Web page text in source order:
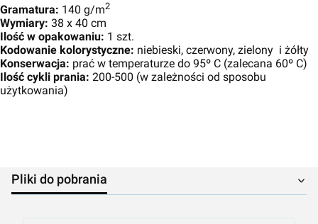
Gramatura: 140 g/m2
Wymiary: 38 x 40 cm
Ilość w opakowaniu: 1 szt.
Kodowanie kolorystyczne: niebieski, czerwony, zielony i żółty
Konserwacja: prać w temperaturze do 95º C (zalecana 60º C)
Ilość cykli prania: 200-500 (w zależności od sposobu
użytkowania)
Pliki do pobrania